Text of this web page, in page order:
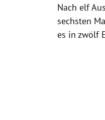
Nach elf
sechsten
es in zwölf